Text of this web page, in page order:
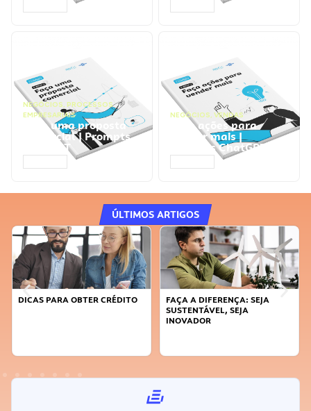
NEGÓCIOS, PROCESSOS
EMPRESARIAIS
Faça uma proposta
comercial | Prompts
ChatGPT
NEGÓCIOS, VENDAS
Faça ações para
vender mais |
Prompts ChatGPT
ÚLTIMOS ARTIGOS
DICAS PARA OBTER CRÉDITO
FAÇA A DIFERENÇA: SEJA
SUSTENTÁVEL, SEJA
INOVADOR